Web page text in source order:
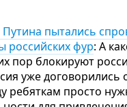
пытались
российских фур: А
пор блокируют
уже договорились
ребяткам просто